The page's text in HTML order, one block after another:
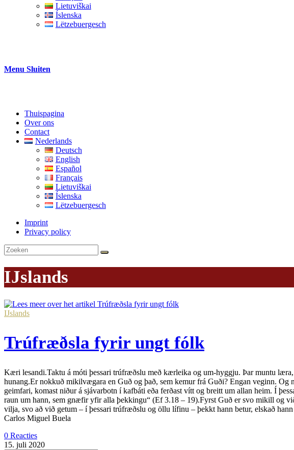
Lietuviškai
Íslenska
Lëtzebuergesch
Menu Sluiten
Thuispagina
Over ons
Contact
Nederlands
Deutsch
English
Español
Français
Lietuviškai
Íslenska
Lëtzebuergesch
Imprint
Privacy policy
IJslands
IJslands
Trúfræðsla fyrir ungt fólk
Kæri lesandi.Taktu á móti þessari trúfræðslu með kærleika og um-hyggju. Þar muntu
hunang.Er nokkuð mikilvægara en Guð og það, sem kemur frá Guði? Engan veginn.
geimfari, komast niður á sjávarbotn í kafbáti eða ferðast vítt og breitt um allan heim. Í
raun um hann, sem gnæfir yfir alla þekkingu“ (Ef 3.18 – 19).Fyrst Guð er svo mikill og
vilja, svo að við getum – í þessari trúfræðslu og öllu lífinu – þekkt hann betur, elskað
Carlos Miguel Buela
0 Reacties
15. juli 2020